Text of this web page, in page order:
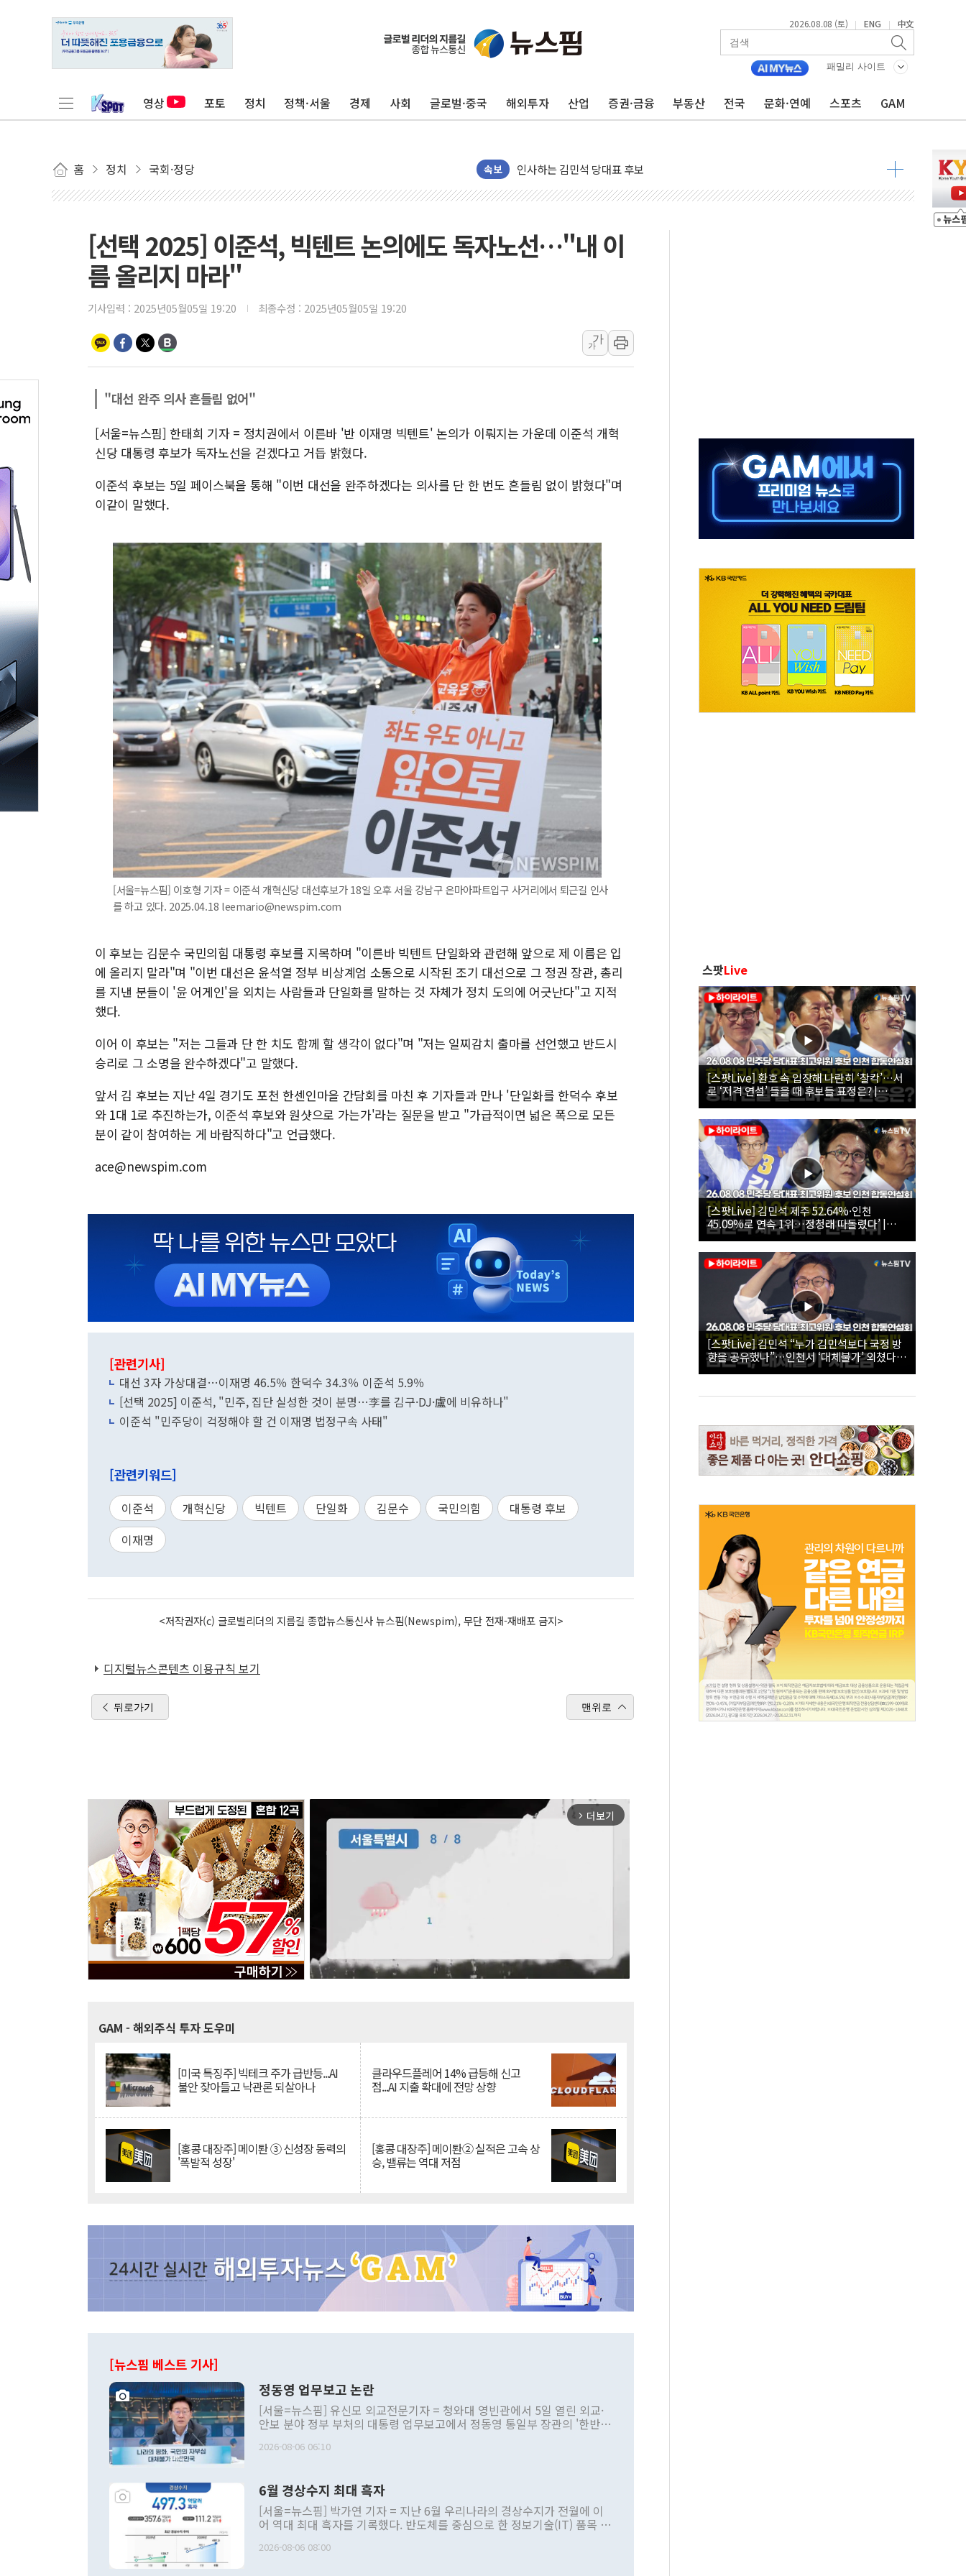
2026.08.08 (토) | ENG | 中文
패밀리 사이트
영상 포토 정치 정책·서울 경제 사회 글로벌·중국 해외투자 산업 증권·금융 부동산 전국 문화·연예 스포츠 GAM
홈 정치 국회·정당 속보
포항시 재난예산 40억 긴급 투입…고수온 양식장 복구·지원 '총력'
울진·영덕 '호우특보'-포항 '산사태 주의보'...경북도, 호우 피해·통제구간 없어
인천 합동연설회 나선 송영길·정청래·김민석 당대표 후보
김민석, 2주차 제주·인천 경선서 정청래에 승리...47.75% vs 42.08%
[속보] 민주, 제주·인천 경선 결과 발표...김민석 47.75% 정청래 42.08%
[속보] 민주, 인천 경선 결과 발표...김민석 45.09% 정청래 43.27% 송영길 11.63%
이번주 국내 주요 금융일정(8.10~8.14)
美, 이란전 출구전략 만지작…공습 한계·탄약 부족 현실화
李대통령 "결혼 때문에 손해 보는 일 없게"…'결혼 페널티' 22개 과제 손본다
여수 오동도 인근 해상서 모터보트 전복…1명 사망·1명 실종
인천서 말다툼 중 어머니 흉기 살해 10대 아들 체포
'화합' 꺼낸 김민석에 '뻔뻔' 받아친 정청래…제주 연설서 신경전 고조
[선택 2025] 이준석, 빅텐트 논의에도 독자노선…"내 이
름 올리지 마라"
기사입력 : 2025년05월05일 19:20 최종수정 : 2025년05월05일 19:20
가
가
"대선 완주 의사 흔들림 없어"
[서울=뉴스핌] 한태희 기자 = 정치권에서 이른바 '반 이재명 빅텐트' 논의가 이뤄지는 가운데 이준석 개혁
신당 대통령 후보가 독자노선을 걷겠다고 거듭 밝혔다.
이준석 후보는 5일 페이스북을 통해 "이번 대선을 완주하겠다는 의사를 단 한 번도 흔들림 없이 밝혔다"며
이같이 말했다.
[서울=뉴스핌] 이호형 기자 = 이준석 개혁신당 대선후보가 18일 오후 서울 강남구 은마아파트입구 사거리에서 퇴근길 인사
를 하고 있다. 2025.04.18 leemario@newspim.com
이 후보는 김문수 국민의힘 대통령 후보를 지목하며 "이른바 빅텐트 단일화와 관련해 앞으로 제 이름은 입
에 올리지 말라"며 "이번 대선은 윤석열 정부 비상계엄 소동으로 시작된 조기 대선으로 그 정권 장관, 총리
를 지낸 분들이 '윤 어게인'을 외치는 사람들과 단일화를 말하는 것 자체가 정치 도의에 어긋난다"고 지적
했다.
이어 이 후보는 "저는 그들과 단 한 치도 함께 할 생각이 없다"며 "저는 일찌감치 출마를 선언했고 반드시
승리로 그 소명을 완수하겠다"고 말했다.
앞서 김 후보는 지난 4일 경기도 포천 한센인마을 간담회를 마친 후 기자들과 만나 '단일화를 한덕수 후보
와 1대 1로 추진하는가, 이준석 후보와 원샷으로 가는가'라는 질문을 받고 "가급적이면 넓은 폭으로 모든
분이 같이 참여하는 게 바람직하다"고 언급했다.
ace@newspim.com
[관련기사]
대선 3자 가상대결…이재명 46.5％ 한덕수 34.3％ 이준석 5.9％
[선택 2025] 이준석, "민주, 집단 실성한 것이 분명…李를 김구·DJ·盧에 비유하나"
이준석 "민주당이 걱정해야 할 건 이재명 법정구속 사태"
[관련키워드]
이준석 개혁신당 빅텐트 단일화 김문수 국민의힘
대통령 후보
이재명
<저작권자(c) 글로벌리더의 지름길 종합뉴스통신사 뉴스핌(Newspim), 무단 전재-재배포 금지>
디지털뉴스콘텐츠 이용규칙 보기
뒤로가기 맨위로
arrow_forward_ios 더보기
GAM - 해외주식 투자 도우미
[미국 특징주] 빅테크 주가 급반등...AI
불안 잦아들고 낙관론 되살아나
클라우드플레어 14% 급등해 신고
점...AI 지출 확대에 전망 상향
[홍콩 대장주] 메이퇀 ③ 신성장 동력의
'폭발적 성장'
[홍콩 대장주] 메이퇀② 실적은 고속 상
승, 밸류는 역대 저점
[뉴스핌 베스트 기사]
정동영 업무보고 논란
[서울=뉴스핌] 유신모 외교전문기자 = 청와대 영빈관에서 5일 열린 외교·
안보 분야 정부 부처의 대통령 업무보고에서 정동영 통일부 장관의 '한반도
발언 중에는 정부 내 조율을 거치지 않은 사안을 정책으로 추진하겠다고 공
주의적 희망에 근거한 비현실적 구상'이라는 비판을 내놨다. 그동안 정 장
관의 대북 정책 관련 발언이 물의를 빚은 적은 여러 번 있지만 대통령과 유
관 부처 장관이 공개적으로 부정적 입장을 표명한 것은 이례적이다. 정 장
관의 무리한 대북 접근법과 월권을 제어해야 한다는 목소리도 높아지고 있
다. [정동영 통일부 장관이 지난달 23일 오후 서울 종로구 정부서울청사에
2026-08-06 06:10
6월 경상수지 최대 흑자
[서울=뉴스핌] 박가연 기자 = 지난 6월 우리나라의 경상수지가 전월에 이
어 역대 최대 흑자를 기록했다. 반도체를 중심으로 한 정보기술(IT) 품목 수
료=한국은행] 한국은행이 6일 발표한 '2026년 6월 국제수지(잠정)'에 따르
2026-08-06 08:00
스팟Live
[스팟Live] 환호 속 입장해 나란히 ‘찰칵’…서
로 ‘저격 연설’ 들을 때 후보들 표정은? |
26.08.08 더불어민주당 당대표·최고위원 후
보 인천 합동연설회
[스팟Live] 김민석 제주 52.64%·인천
45.09%로 연속 1위…정청래 따돌렸다’ |
26.08.08 더불어민주당 당대표·최고위원 후
보 인천 합동연설회
[스팟Live] 김민석 “누가 김민석보다 국정 방
향을 공유했나”…인천서 ‘대체불가’ 외쳤다 |
26.08.08 더불어민주당 당대표·최고위원 후